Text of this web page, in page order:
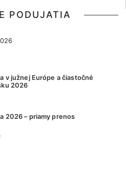
PODUJATIA
v južnej Európe a čiastočné
2026
2026 – priamy prenos